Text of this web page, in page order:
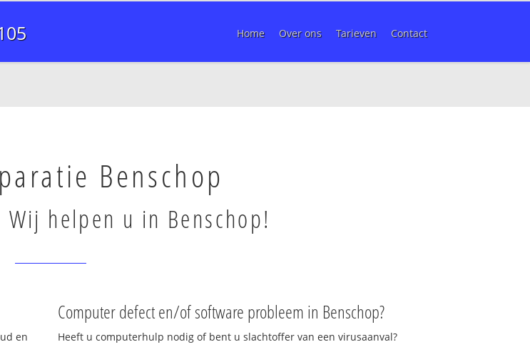
Home Over ons Tarieven Contact
Benschop
helpen u in Benschop!
en
Computer defect en/of software probleem in Benschop?
Heeft u computerhulp nodig of bent u slachtoffer van een virusaanval?